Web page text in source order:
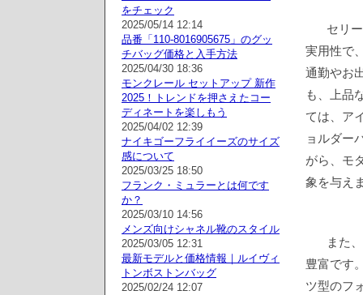
セリ
実用性で
通勤やお
も、上品
ては、ア
ョルダー
がら、モ
象を与え
また
豊富です
ツ型のフ
をチェック
2025/05/14 12:14
品番「110-8016905675」のグッ
チバッグ価格と入手方法
2025/04/30 18:36
モンクレール セットアップ 新作
2025！トレンドを押さえたコー
ディネートを楽しもう
2025/04/02 12:39
ナイキゴーフライイーズのサイズ
感について
2025/03/25 18:50
フランク・ミュラーとは何です
か？
2025/03/10 14:56
メンズ向けシャネル靴のスタイル
2025/03/05 12:31
最新モデルと価格情報｜ルイヴィ
トンボストンバッグ
2025/02/24 12:07